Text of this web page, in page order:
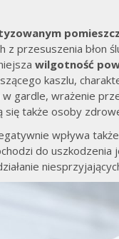
przesuszenia błon
wilgotność
kaszlu,
w gardle, wrażenie
się także osoby
wpływa
do